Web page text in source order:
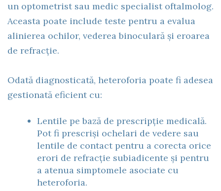
un optometrist sau medic specialist oftalmolog.
Aceasta poate include teste pentru a evalua
alinierea ochilor, vederea binoculară și eroarea
de refracție.
Odată diagnosticată, heteroforia poate fi adesea
gestionată eficient cu:
Lentile pe bază de prescripție medicală.
Pot fi prescriși ochelari de vedere sau
lentile de contact pentru a corecta orice
erori de refracție subiadicente și pentru
a atenua simptomele asociate cu
heteroforia.